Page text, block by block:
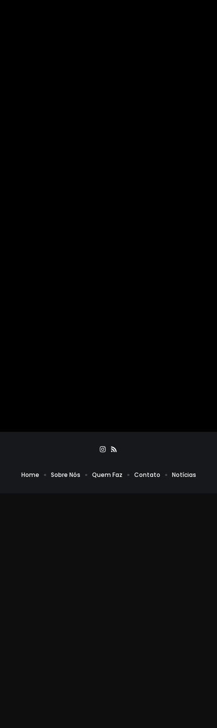
Home Sobre Nós Quem Faz Contato Notícias